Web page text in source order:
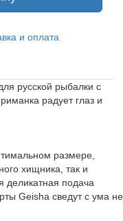
и оплата
русской рыбалки с
радует глаз и
размере,
хищника, так и
деликатная подача
Geisha сведут с ума не